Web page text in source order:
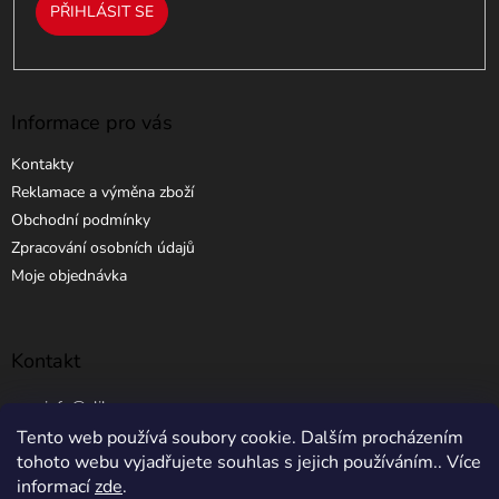
Tento web používá soubory cookie. Dalším procházením
tohoto webu vyjadřujete souhlas s jejich používáním.. Více
informacízde.
PŘIHLÁSIT SE
Informace pro vás
Kontakty
Reklamace a výměna zboží
Obchodní podmínky
Zpracování osobních údajů
Moje objednávka
Kontakt
info @ elibros.cz
+420 734 184 444